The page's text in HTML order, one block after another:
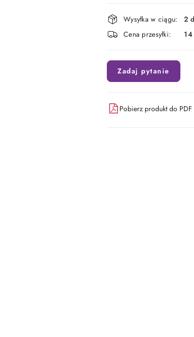
Dostępność
i
dostawa
Wysyłka w ciągu:
2
Cena przesyłki:
14
Zadaj pytanie
Pobierz produkt do PDF